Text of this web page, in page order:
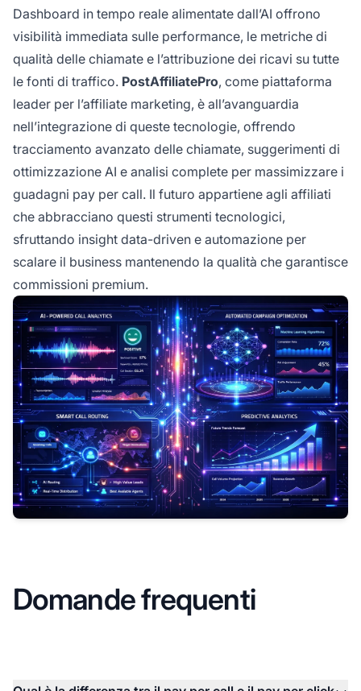
Dashboard in tempo reale alimentate dall’AI offrono
visibilità immediata sulle performance, le metriche di
qualità delle chiamate e l’attribuzione dei ricavi su tutte
le fonti di traffico. PostAffiliatePro, come piattaforma
leader per l’affiliate marketing, è all’avanguardia
nell’integrazione di queste tecnologie, offrendo
tracciamento avanzato delle chiamate, suggerimenti di
ottimizzazione AI e analisi complete per massimizzare i
guadagni pay per call. Il futuro appartiene agli affiliati
che abbracciano questi strumenti tecnologici,
sfruttando insight data-driven e automazione per
scalare il business mantenendo la qualità che garantisce
commissioni premium.
Domande frequenti